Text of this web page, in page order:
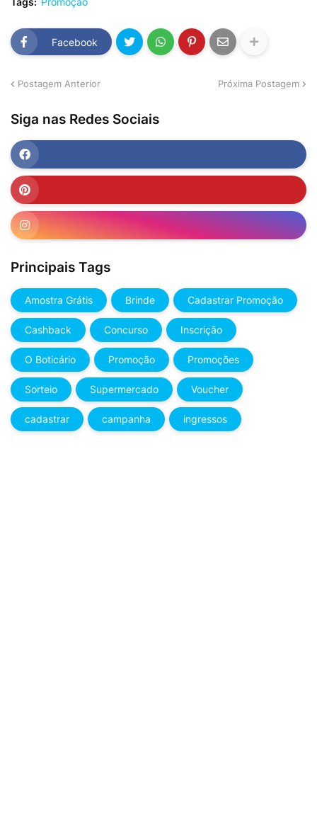
Facebook
Postagem Anterior Próxima Postagem
Siga nas Redes Sociais
Principais Tags
Amostra Grátis Brinde Cadastrar Promoção
Cashback Concurso Inscrição
O Boticário Promoção Promoções
Sorteio Supermercado Voucher
cadastrar campanha ingressos